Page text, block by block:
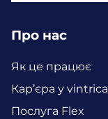
Про нас
Як це працює
Кар’єра у vintrica
Послуга Flex